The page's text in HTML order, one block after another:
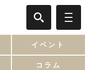
イベント
コラム